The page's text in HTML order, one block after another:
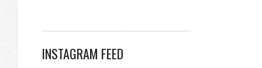
INSTAGRAM FEED